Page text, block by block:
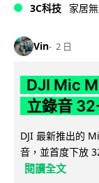
3C科技 家居
Vin 2 日
DJI Mic
立錄音
DJI 最新推出的
音，並首度下放
閱讀全文